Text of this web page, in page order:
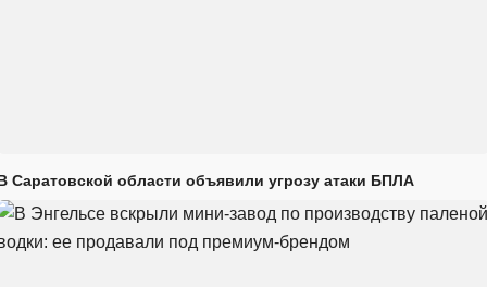
Саратовской области объявили угрозу атаки БПЛА